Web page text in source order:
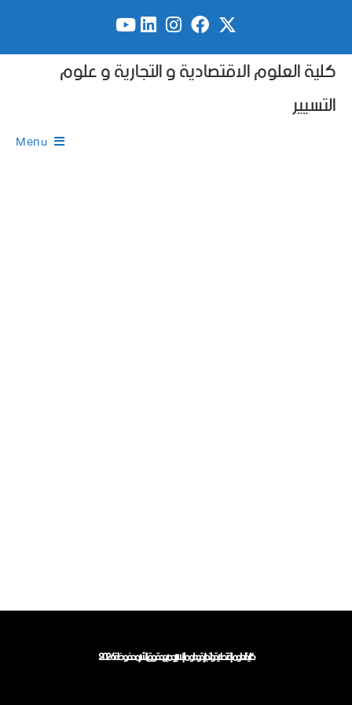
كلية العلوم الاقتصادية و التجارية و علوم
التسيير
Menu
كلية العلوم الاقتصادية والتجارية وعلوم التسيير جميع حقوق النشر محفوظة 2026